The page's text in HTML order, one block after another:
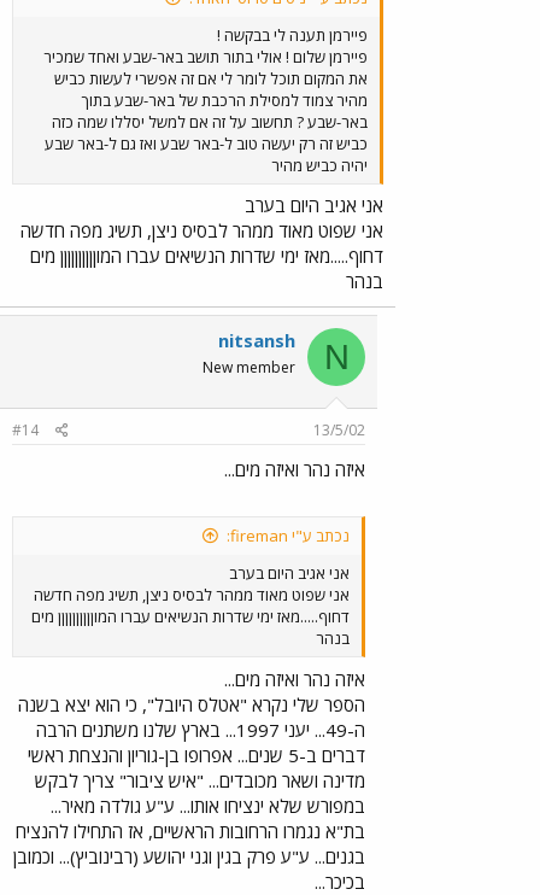
פיירמן תענה לי בבקשה !
פיירמן שלום ! אולי בתור תושב באר-שבע ואחד שמכיר
את המקום תוכל לומר לי אם זה אפשרי לעשות כביש
מהיר צמוד למסילת הרכבת של באר-שבע בתוך
באר-שבע ? תחשוב על זה אם למשל יסללו שמה כזה
כביש זה רק יעשה טוב ל-באר שבע ואז גם ל-באר שבע
יהיה כביש מהיר
אני אגיב היום בערב
אני שפוט מאוד ממהר לבסיס ניצן, תשיג מפה חדשה
דחוף.....מאז ימי שדרות הנשיאים עברו המוןןןןןןןןןן מים
בנהר
N
nitsansh
New member
13/5/02
#14
איזה נהר ואיזה מים...
נכתב ע"י fireman:
אני אגיב היום בערב
אני שפוט מאוד ממהר לבסיס ניצן, תשיג מפה חדשה
דחוף.....מאז ימי שדרות הנשיאים עברו המוןןןןןןןןןן מים
בנהר
איזה נהר ואיזה מים...
הספר שלי נקרא "אטלס היובל", כי הוא יצא בשנה
ה-49... יעני 1997... בארץ שלנו משתנים הרבה
דברים ב-5 שנים... אפרופו בן-גוריון והנצחת ראשי
מדינה ושאר מכובדים... "איש ציבור" צריך לבקש
במפורש שלא ינציחו אותו... ע"ע גולדה מאיר...
בת"א נגמרו הרחובות הראשיים, אז התחילו להנציח
בגנים... ע"ע פרק בגין וגני יהושע (רבינוביץ)... וכמובן
בכיכר...